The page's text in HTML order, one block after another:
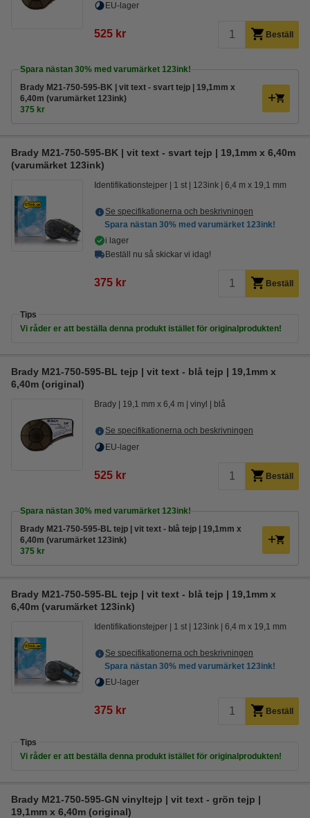
EU-lager
525 kr Beställ
Spara nästan 30% med varumärket 123ink!
Brady M21-750-595-BK | vit text - svart tejp | 19,1mm x
6,40m (varumärket 123ink)
375 kr
Brady M21-750-595-BK | vit text - svart tejp | 19,1mm x 6,40m
(varumärket 123ink)
Identifikationstejper 1 st 123ink 6,4 m x 19,1 mm
Se specifikationerna och beskrivningen
Spara nästan 30% med varumärket 123ink!
i lager
Beställ nu så skickar vi idag!
375 kr Beställ
Tips
Vi råder er att beställa denna produkt istället för originalprodukten!
Brady M21-750-595-BL tejp | vit text - blå tejp | 19,1mm x
6,40m (original)
Brady 19,1 mm x 6,4 m vinyl blå
Se specifikationerna och beskrivningen
EU-lager
525 kr Beställ
Spara nästan 30% med varumärket 123ink!
Brady M21-750-595-BL tejp | vit text - blå tejp | 19,1mm x
6,40m (varumärket 123ink)
375 kr
Brady M21-750-595-BL tejp | vit text - blå tejp | 19,1mm x
6,40m (varumärket 123ink)
Identifikationstejper 1 st 123ink 6,4 m x 19,1 mm
Se specifikationerna och beskrivningen
Spara nästan 30% med varumärket 123ink!
EU-lager
375 kr Beställ
Tips
Vi råder er att beställa denna produkt istället för originalprodukten!
Brady M21-750-595-GN vinyltejp | vit text - grön tejp |
19,1mm x 6,40m (original)